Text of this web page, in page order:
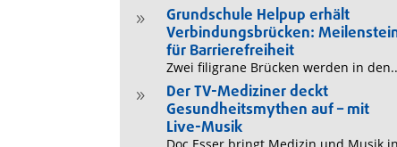
9
Grundschule Helpup erhält
Verbindungsbrücken:
für Barrierefreiheit
Zwei filigrane Brücken werden in
9
Der TV-Mediziner deckt
Gesundheitsmythen auf – mit
Live-Musik